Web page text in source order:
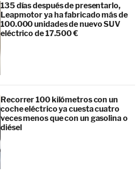
135 días después de presentarlo,
Leapmotor ya ha fabricado más de
100.000 unidades de nuevo SUV
eléctrico de 17.500 €
Recorrer 100 kilómetros con un
coche eléctrico ya cuesta cuatro
veces menos que con un gasolina o
diésel